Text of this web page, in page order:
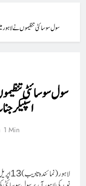
سول سوسائٹی تنظیموں نے لاہور
سول سوسائٹی
اسپیکر
1 Min
لاہور(نمائندہ تادیب)13